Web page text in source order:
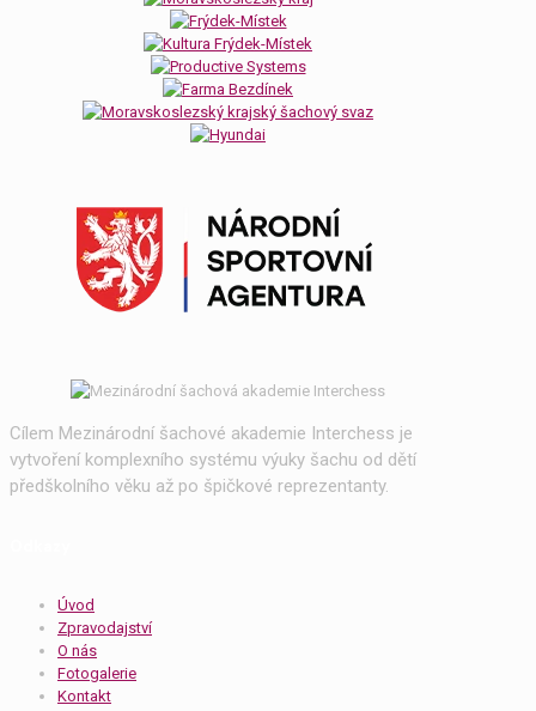
Cílem Mezinárodní šachové akademie Interchess je
vytvoření komplexního systému výuky šachu od dětí
předškolního věku až po špičkové reprezentanty.
Úvod
Zpravodajství
O nás
Fotogalerie
Kontakt